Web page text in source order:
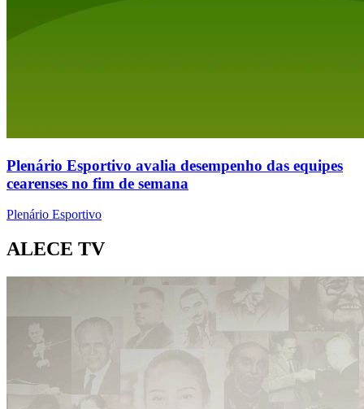
Plenário Esportivo avalia desempenho das equipes
cearenses no fim de semana
Plenário Esportivo
ALECE TV